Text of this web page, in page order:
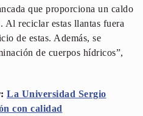
que proporciona un caldo
Al reciclar estas llantas fuera
de estas. Además, se
de cuerpos hídricos”,
La Universidad Sergio
con calidad